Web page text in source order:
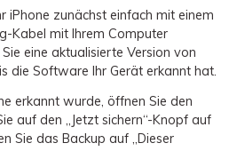
iPhone zunächst einfach mit einem
Kabel mit Ihrem Computer
eine aktualisierte Version von
die Software Ihr Gerät erkannt hat.
erkannt wurde, öffnen Sie den
auf den „Jetzt sichern“-Knopf auf
Sie das Backup auf „Dieser